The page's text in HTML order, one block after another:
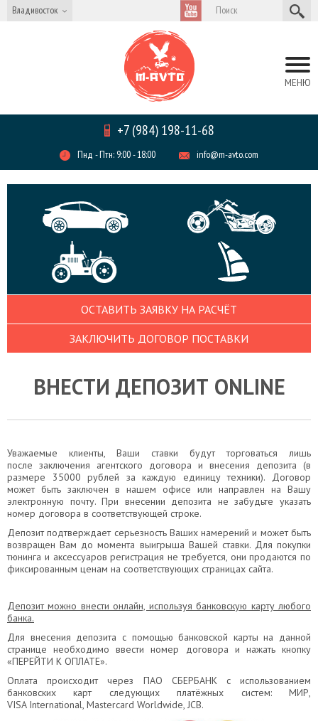
Владивосток
МЕНЮ
Пнд - Птн: 9:00 - 18:00 info@m-avto.com
+7 (984) 198-11-68
ОСТАВИТЬ ЗАЯВКУ НА РАСЧЁТ
ЗАКЛЮЧИТЬ ДОГОВОР ПОСТАВКИ
ВНЕСТИ ДЕПОЗИТ ONLINE
Уважаемые клиенты, Ваши ставки будут торговаться лишь
после заключения агентского договора и внесения депозита (в
размере 35000 рублей за каждую единицу техники). Договор
может быть заключен в нашем офисе или направлен на Вашу
электронную почту. При внесении депозита не забудьте указать
номер договора в соответствующей строке.
Депозит подтверждает серьезность Ваших намерений и может быть
возвращен Вам до момента выигрыша Вашей ставки. Для покупки
тюнинга и аксессуаров регистрация не требуется, они продаются по
фиксированным ценам на соответствующих страницах сайта.
Депозит можно внести онлайн, используя банковскую карту любого
банка.
Для внесения депозита с помощью банковской карты на данной
странице необходимо ввести номер договора и нажать кнопку
«ПЕРЕЙТИ К ОПЛАТЕ».
Оплата происходит через ПАО СБЕРБАНК с использованием
банковских карт следующих платёжных систем: МИР,
VISA International, Mastercard Worldwide, JCB.